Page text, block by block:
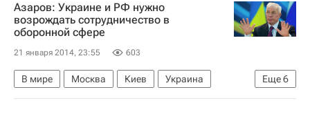
Весь мир
Женева (кантон)
Дмитрий Медведев
Правительство РФ
CNN (телеканал)
Азаров: Украине и РФ нужно
возрождать сотрудничество в
оборонной сфере
21 января 2014, 23:55 603
Еще6
В мире Москва Киев
Украина
СССР
Центральный ФО
Европа